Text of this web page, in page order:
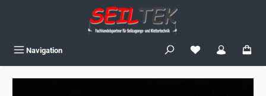
Navigation Du hast 0